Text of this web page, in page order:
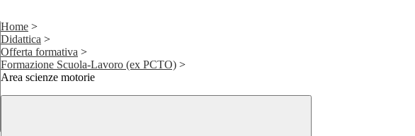
Home >
Didattica >
Offerta formativa >
Formazione Scuola-Lavoro (ex PCTO) >
Area scienze motorie